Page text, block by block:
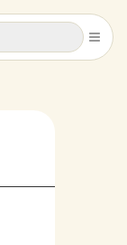
キャンセル
キャンセル